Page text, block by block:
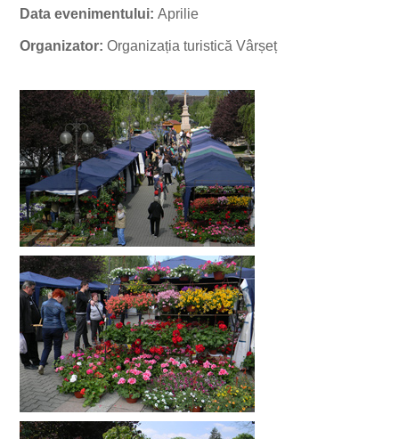
Data evenimentului:Aprilie
Organizator:Organizația turistică Vârșeț